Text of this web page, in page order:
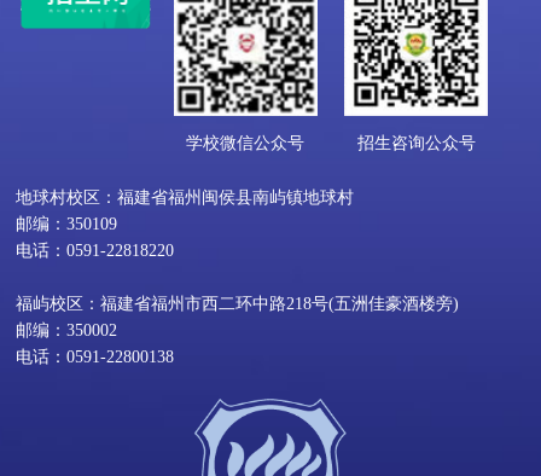
学校微信公众号 招生咨询公众号
地球村校区：福建省福州闽侯县南屿镇地球村
邮编：350109
电话：0591-22818220
福屿校区：福建省福州市西二环中路218号(五洲佳豪酒楼旁)
邮编：350002
电话：0591-22800138